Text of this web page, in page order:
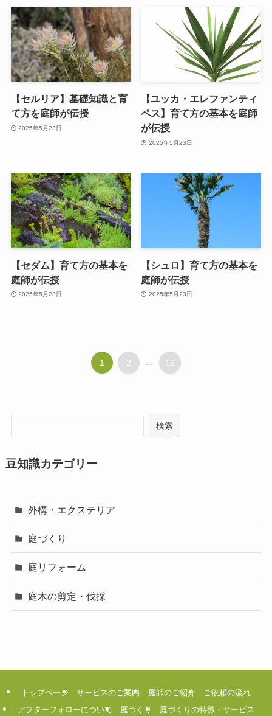
【セルリア】基礎知識と育
て方を庭師が伝授
2025年5月23日
【ユッカ・エレファンティ
ペス】育て方の基本を庭師
が伝授
2025年5月23日
【セダム】育て方の基本を
庭師が伝授
2025年5月23日
【シュロ】育て方の基本を
庭師が伝授
2025年5月23日
1 2 12
検索
豆知識カテゴリー
外構・エクステリア
庭づくり
庭リフォーム
庭木の剪定・伐採
トップページ サービスのご案内 庭師のご紹介
ご依頼の流れ
アフターフォローについて
庭づくり 庭づくりの特徴・サービス